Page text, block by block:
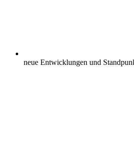
neue Entwicklungen und